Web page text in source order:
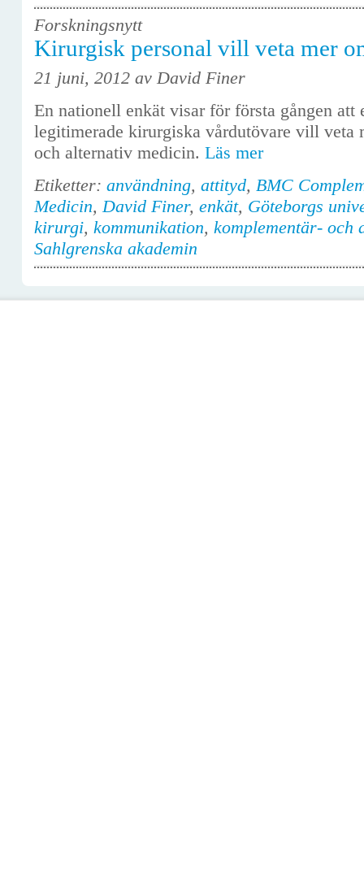
Forskningsnytt
Kirurgisk personal vill veta mer
21 juni, 2012 av David Finer
En nationell enkät visar för första gången att
legitimerade kirurgiska vårdutövare vill veta
och alternativ medicin. Läs mer
Etiketter: användning, attityd, BMC
Medicin,David Finer, enkät, Göteborgs
kirurgi, kommunikation, komplementär- och
Sahlgrenska akademin